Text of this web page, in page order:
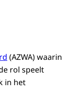
(AZWA) waarin
rol speelt
in het